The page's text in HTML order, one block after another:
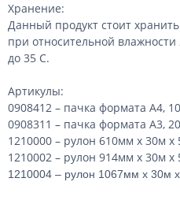
Хранение:
Данный продукт стоит
при относительной
до 35 С.
Артикулы:
0908412 – пачка формата А4,
0908311 – пачка формата А3,
1210000 – рулон 610мм х 30м х
1210002 – рулон 914мм х 30м х
1210004 – рулон 1067мм х 30м